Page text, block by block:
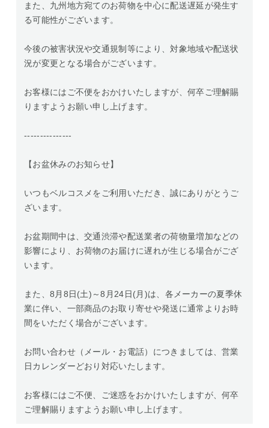
また、九州地方宛てのお荷物を中心に配送遅延が発生す
る可能性がございます。
今後の被害状況や交通規制等により、対象地域や配送状
況が変更となる場合がございます。
お客様にはご不便をおかけいたしますが、何卒ご理解賜
りますようお願い申し上げます。
---------------
【お盆休みのお知らせ】
いつもベルコスメをご利用いただき、誠にありがとうご
ざいます。
お盆期間中は、交通渋滞や配送業者の荷物量増加などの
影響により、お荷物のお届けに遅れが生じる場合がござ
います。
また、8月8日(土)～8月24日(月)は、各メーカーの夏季休
業に伴い、一部商品のお取り寄せや発送に通常よりお時
間をいただく場合がございます。
お問い合わせ（メール・お電話）につきましては、営業
日カレンダーどおり対応いたします。
お客様にはご不便、ご迷惑をおかけいたしますが、何卒
ご理解賜りますようお願い申し上げます。